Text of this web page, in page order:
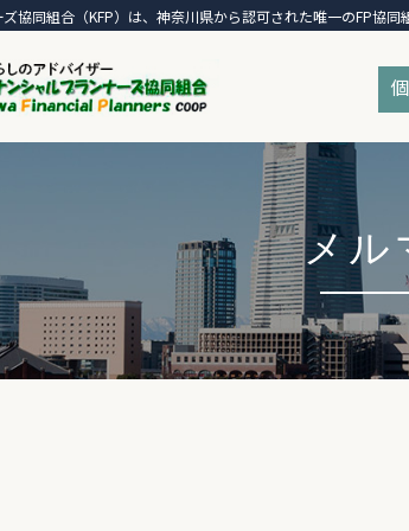
協同組合（KFP）は、神奈川県から認可された唯一のFP協同
メル